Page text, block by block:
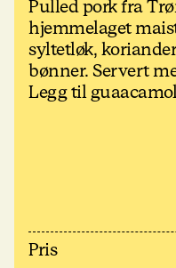
Pulled pork fra
hjemmelaget
syltetløk,
bønner. Servert
Legg til
Pris